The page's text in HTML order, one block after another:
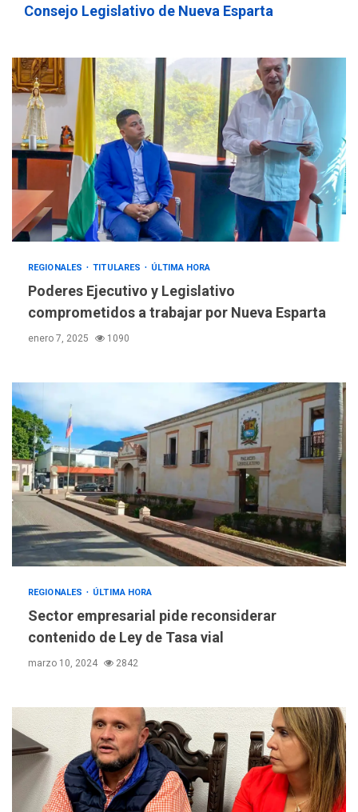
Consejo Legislativo de Nueva Esparta
REGIONALES TITULARES ÚLTIMA HORA
Poderes Ejecutivo y Legislativo
comprometidos a trabajar por Nueva Esparta
enero 7, 2025 1090
REGIONALES ÚLTIMA HORA
Sector empresarial pide reconsiderar
contenido de Ley de Tasa vial
marzo 10, 2024 2842